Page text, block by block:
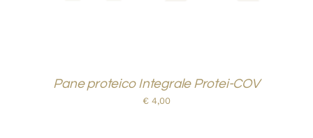
Pane proteico Integrale Protei-COV
€ 4,00